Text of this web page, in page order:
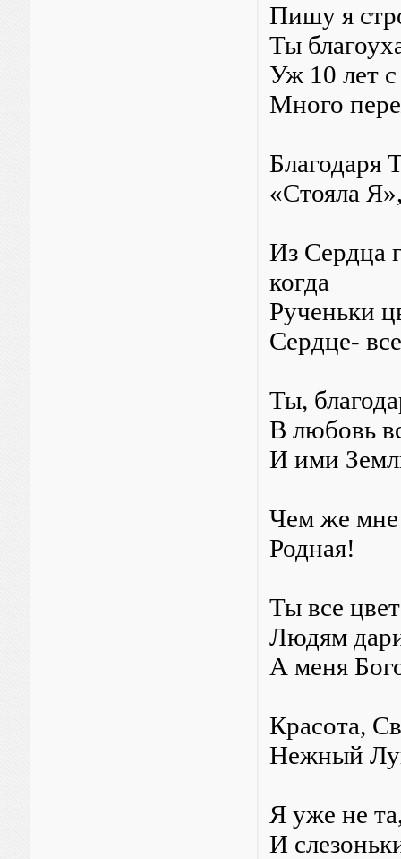
Пишу я
Ты
Уж 10 лет
Много
Благодаря
«Стояла
Из Сердца
когда
Рученьки
Сердце-
Ты,
В любовь
И ими
Чем же мне
Родная!
Ты все
Людям
А меня
Красота,
Нежный
Я уже не
И